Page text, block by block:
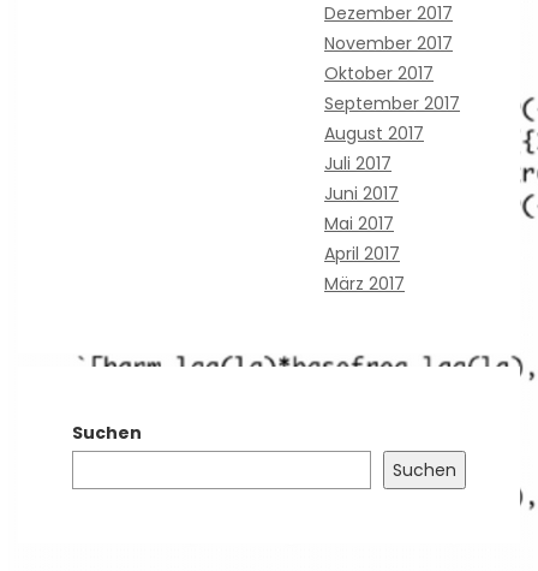
Dezember 2017
November 2017
Oktober 2017
September 2017
August 2017
Juli 2017
Juni 2017
Mai 2017
April 2017
März 2017
Suchen
Suchen